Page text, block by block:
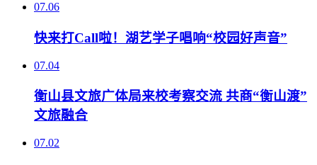
07.06
快来打Call啦！湖艺学子唱响“校园好声音”
07.04
衡山县文旅广体局来校考察交流 共商“衡山渡”
文旅融合
07.02